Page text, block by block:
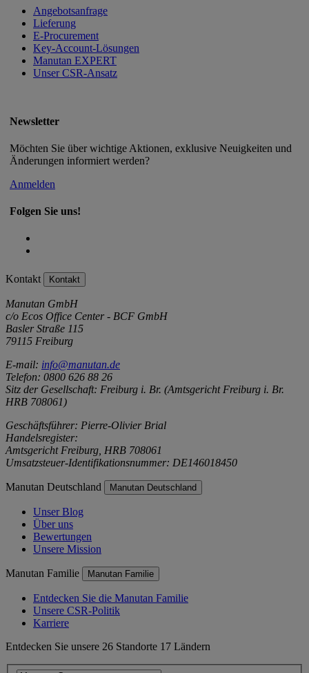
Angebotsanfrage
Lieferung
E-Procurement
Key-Account-Lösungen
Manutan EXPERT
Unser CSR-Ansatz
Newsletter
Möchten Sie über wichtige Aktionen, exklusive Neuigkeiten und
Änderungen informiert werden?
Anmelden
Folgen Sie uns!
Kontakt Kontakt
Manutan GmbH
c/o Ecos Office Center - BCF GmbH
Basler Straße 115
79115 Freiburg
E-mail: info@manutan.de
Telefon: 0800 626 88 26
Sitz der Gesellschaft: Freiburg i. Br. (Amtsgericht Freiburg i. Br.
HRB 708061)
Geschäftsführer: Pierre-Olivier Brial
Handelsregister:
Amtsgericht Freiburg, HRB 708061
Umsatzsteuer-Identifikationsnummer: DE146018450
Manutan Deutschland Manutan Deutschland
Unser Blog
Über uns
Bewertungen
Unsere Mission
Manutan Familie Manutan Familie
Entdecken Sie die Manutan Familie
Unsere CSR-Politik
Karriere
Entdecken Sie unsere 26 Standorte 17 Ländern